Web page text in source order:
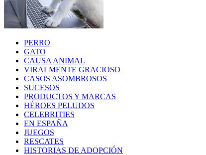
PERRO
GATO
CAUSA ANIMAL
VIRALMENTE GRACIOSO
CASOS ASOMBROSOS
SUCESOS
PRODUCTOS Y MARCAS
HÉROES PELUDOS
CELEBRITIES
EN ESPAÑA
JUEGOS
RESCATES
HISTORIAS DE ADOPCIÓN